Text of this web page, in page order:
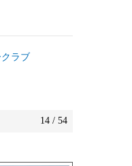
ラブ
14 / 54